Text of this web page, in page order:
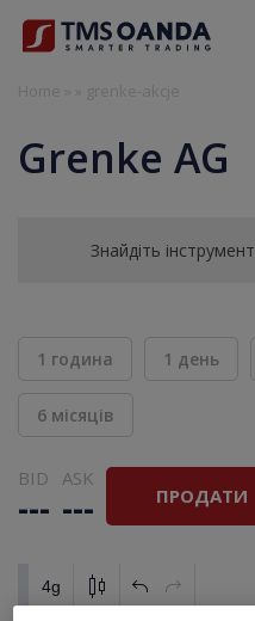
Grenke AG
Знайдіть інструмент
1 година 1 день
6 місяців
BID
---
ASK
--- ПРОДАТИ